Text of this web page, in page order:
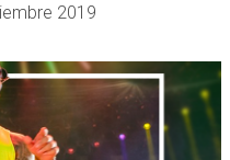
2019